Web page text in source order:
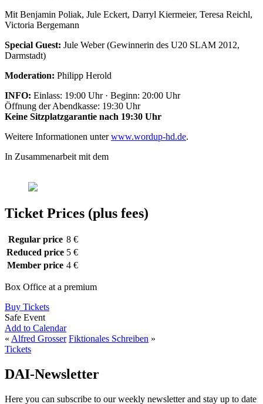
Mit Benjamin Poliak, Jule Eckert, Darryl Kiermeier, Teresa Reichl,
Victoria Bergemann
Special Guest: Jule Weber (Gewinnerin des U20 SLAM 2012,
Darmstadt)
Moderation: Philipp Herold
INFO: Einlass: 19:00 Uhr · Beginn: 20:00 Uhr
Öffnung der Abendkasse: 19:30 Uhr
Keine Sitzplatzgarantie nach 19:30 Uhr
Weitere Informationen unterwww.wordup-hd.de.
In Zusammenarbeit mit dem
Ticket Prices (plus fees)
Regular price 8 €
Reduced price 5 €
Member price 4 €
Box Office at a premium
Buy Tickets
Safe Event
Add to Calendar
« Alfred Grosser Fiktionales Schreiben »
Tickets
DAI-Newsletter
Here you can subscribe to our weekly newsletter and stay up to date